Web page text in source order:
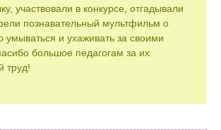
участвовали в конкурсе, отгадывали
познавательный мультфильм о
умываться и ухаживать за своими
большое педагогам за их
труд!